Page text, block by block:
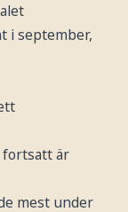
i september,
fortsatt är
mest under